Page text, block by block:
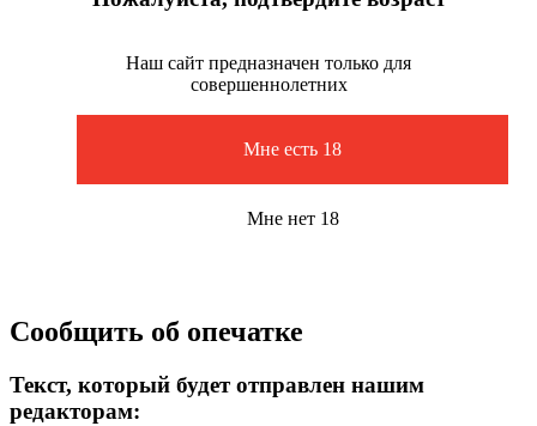
Наш сайт предназначен только для
совершеннолетних
Мне есть 18
Мне нет 18
Сообщить об опечатке
Текст, который будет отправлен нашим
редакторам: